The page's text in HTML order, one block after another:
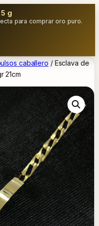
g
para comprar oro puro.
caballero / Esclava de
21cm